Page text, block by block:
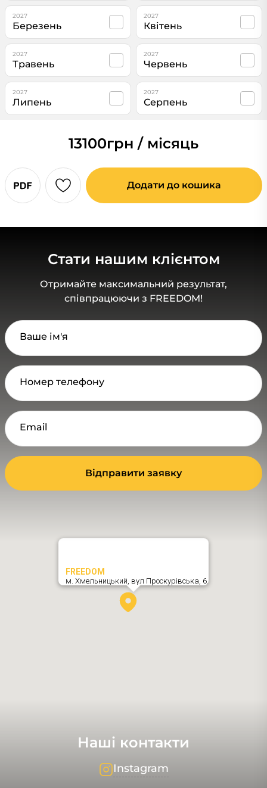
2027
Березень
2027
Квітень
2027
Травень
2027
Червень
2027
Липень
2027
Серпень
13100грн / місяць
Додати до кошика
Стати нашим клієнтом
Отримайте максимальний результат,
співпрацюючи з FREEDOM!
Ваше ім'я
Номер телефону
Email
Відправити заявку
Наші контакти
Instagram
FREEDOM
м. Хмельницький, вул Проскурівська, 6,